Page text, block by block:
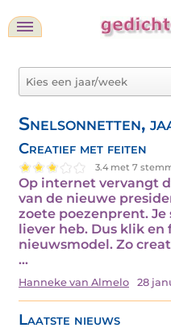
Snelsonnetten,
Creatief met feiten
3.4 met 7
Op internet vervangt
van de nieuwe
zoete poezenprent.
liever heb. Dus klik en
nieuwsmodel. Zo
…
Hanneke van Almelo 28
Laatste nieuws